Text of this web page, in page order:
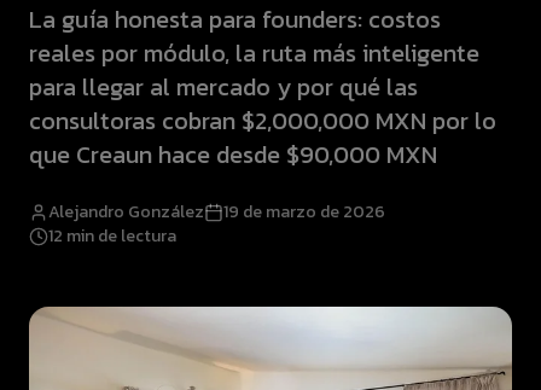
La guía honesta para founders: costos
reales por módulo, la ruta más inteligente
para llegar al mercado y por qué las
consultoras cobran $2,000,000 MXN por lo
que Creaun hace desde $90,000 MXN
Alejandro González
19 de marzo de 2026
12 min de lectura